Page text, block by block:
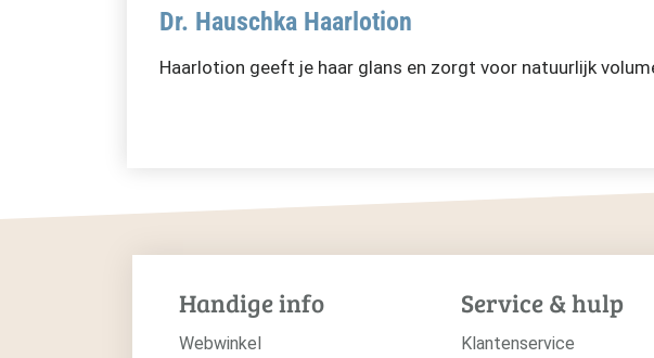
Dr. Hauschka Haarlotion
Haarlotion geeft je haar glans en zorgt voor natuurlijk
Handige info
Webwinkel
Service & hulp
Klantenservice